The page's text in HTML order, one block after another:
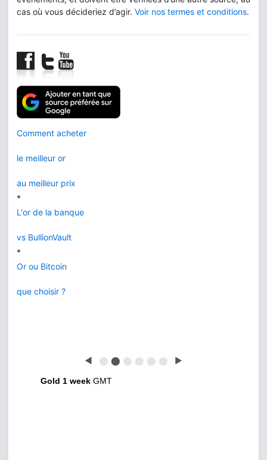
cas où vous décideriez d’agir. Voir nos termes et conditions.
Comment acheter
le meilleur or
au meilleur prix
*
L'or de la banque
vs BullionVault
*
Or ou Bitcoin
que choisir ?
◀ ⬤ ⬤ ⬤ ⬤ ⬤ ⬤ ▶
Gold 1 week GMT